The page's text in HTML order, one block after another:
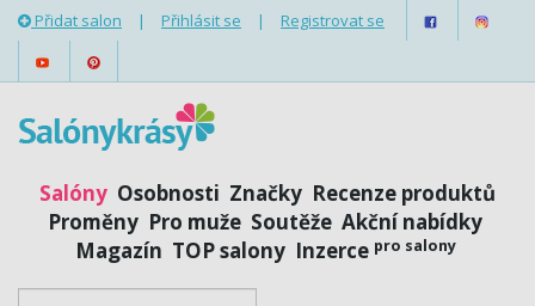
Přidat salon | Přihlásit se | Registrovat se
Salóny Osobnosti Značky Recenze produktů
Proměny Pro muže Soutěže Akční nabídky
Magazín TOP salony Inzerce pro salony